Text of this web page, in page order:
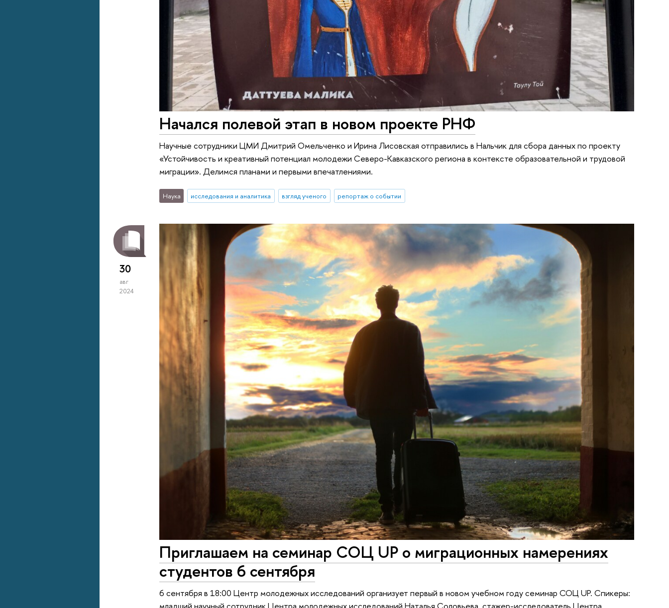
Начался полевой этап в новом проекте РНФ
Научные сотрудники ЦМИ Дмитрий Омельченко и Ирина Лисовская отправились в Нальчик для сбора данных по проекту
«Устойчивость и креативный потенциал молодежи Северо-Кавказского региона в контексте образовательной и трудовой
миграции». Делимся планами и первыми впечатлениями.
Наука исследования и аналитика взгляд ученого репортаж о событии
30
авг
2024
Приглашаем на семинар СОЦ UP о миграционных намерениях
студентов 6 сентября
6 сентября в 18:00 Центр молодежных исследований организует первый в новом учебном году семинар СОЦ UP. Спикеры: